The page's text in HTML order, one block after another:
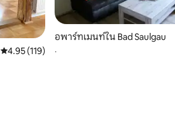
คะแนนเฉลี่ย 4.95 จาก 5, 119 รีวิว
4.95 (119)
อพาร์ทเมนท์ใน Bad Saulgau
.